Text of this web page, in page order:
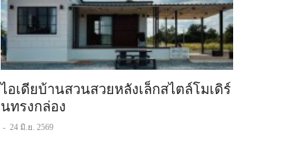
ไอเดียบ้านสวนสวยหลังเล็กสไตล์โมเดิร์
นทรงกล่อง
- 24 มิ.ย. 2569